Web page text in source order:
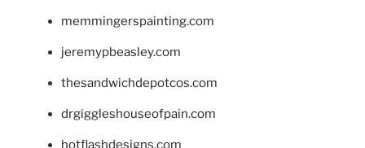
memmingerspainting.com
jeremypbeasley.com
thesandwichdepotcos.com
drgiggleshouseofpain.com
hotflashdesigns.com